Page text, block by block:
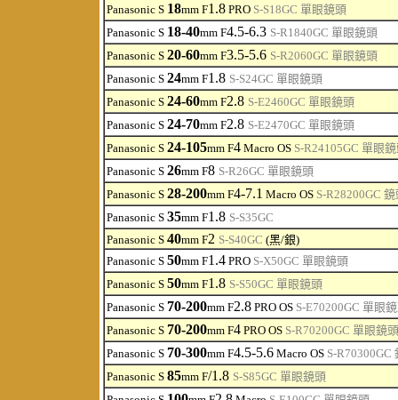
Panasonic S 18mm F1.8PRO S-S18GC 單眼鏡頭
Panasonic S 18-40mm F4.5-6.3 S-R1840GC 單眼鏡頭
Panasonic S 20-60mm F3.5-5.6 S-R2060GC 單眼鏡頭
Panasonic S 24mm F1.8 S-S24GC 單眼鏡頭
Panasonic S 24-60mm F2.8 S-E2460GC 單眼鏡頭
Panasonic S 24-70mm F2.8 S-E2470GC 單眼鏡頭
Panasonic S 24-105mm F4Macro OS S-R24105GC 單眼
Panasonic S 26mm F8 S-R26GC 單眼鏡頭
Panasonic S 28-200mm F4-7.1 Macro OS S-R28200GC 鏡
Panasonic S 35mm F1.8 S-S35GC
Panasonic S 40mm F2 S-S40GC (黑/銀)
Panasonic S 50mm F1.4PRO S-X50GC 單眼鏡頭
Panasonic S 50mm F1.8 S-S50GC 單眼鏡頭
Panasonic S 70-200mm F2.8PRO OS S-E70200GC 單眼
Panasonic S 70-200mm F4PRO OS S-R70200GC 單眼鏡頭
Panasonic S 70-300mm F4.5-5.6Macro OS S-R70300GC
Panasonic S 85mm F/1.8 S-S85GC 單眼鏡頭